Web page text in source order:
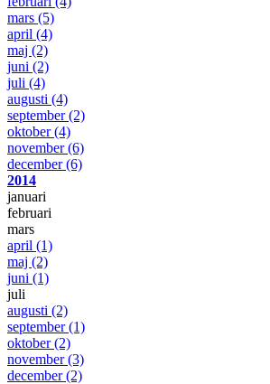
mars (5)
april (4)
maj (2)
juni (2)
juli (4)
augusti (4)
september(2)
oktober(4)
november(6)
december(6)
2014
januari
februari
mars
april (1)
maj (2)
juni (1)
juli
augusti (2)
september(1)
oktober(2)
november(3)
december(2)